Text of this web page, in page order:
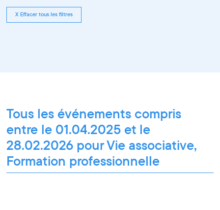
X Effacer tous les filtres
Tous les événements compris
entre le 01.04.2025 et le
28.02.2026 pour Vie associative,
Formation professionnelle